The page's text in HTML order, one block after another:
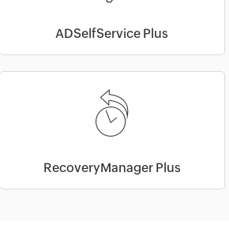
ADSelfService Plus
RecoveryManager Plus